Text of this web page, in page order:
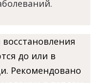
до или в
Рекомендовано